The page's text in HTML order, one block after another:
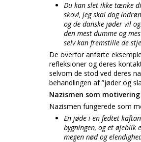
Du kan slet ikke tænke
skovl, jeg skal dog
og de danske jøder vil
den mest dumme og
selv kan fremstille de
De overfor anførte
refleksioner og deres
selvom de stod ved deres
behandlingen af ”jøder og
Nazismen som
Nazismen fungerede som
En jøde i en fedtet
bygningen, og et
megen nød og